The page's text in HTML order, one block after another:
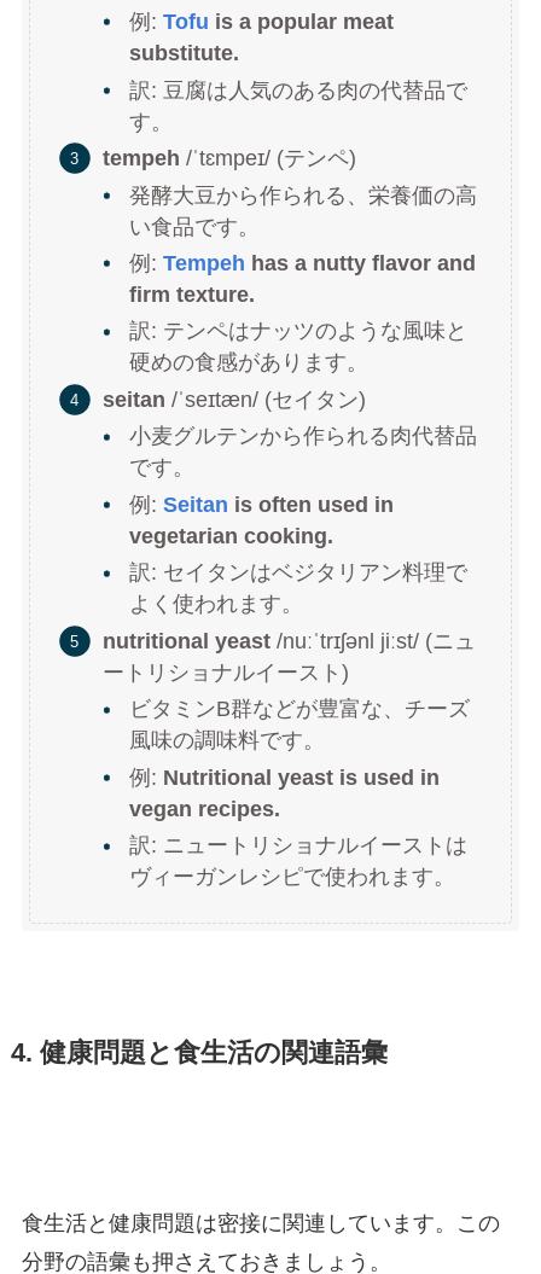
例:Tofu is a popular meat
substitute.
訳: 豆腐は人気のある肉の代替品で
す。
tempeh /ˈtɛmpeɪ/ (テンペ)
発酵大豆から作られる、栄養価の高
い食品です。
例:Tempeh has a nutty flavor and
firm texture.
訳: テンペはナッツのような風味と
硬めの食感があります。
seitan /ˈseɪtæn/ (セイタン)
小麦グルテンから作られる肉代替品
です。
例:Seitan is often used in
vegetarian cooking.
訳: セイタンはベジタリアン料理で
よく使われます。
nutritional yeast /nuːˈtrɪʃənl jiːst/ (ニュ
ートリショナルイースト)
ビタミンB群などが豊富な、チーズ
風味の調味料です。
例: Nutritional yeast is used in
vegan recipes.
訳: ニュートリショナルイーストは
ヴィーガンレシピで使われます。
4. 健康問題と食生活の関連語彙
食生活と健康問題は密接に関連しています。この
分野の語彙も押さえておきましょう。